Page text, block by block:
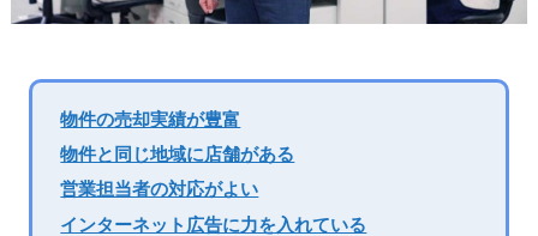
物件の売却実績が豊富
物件と同じ地域に店舗がある
営業担当者の対応がよい
インターネット広告に力を入れている